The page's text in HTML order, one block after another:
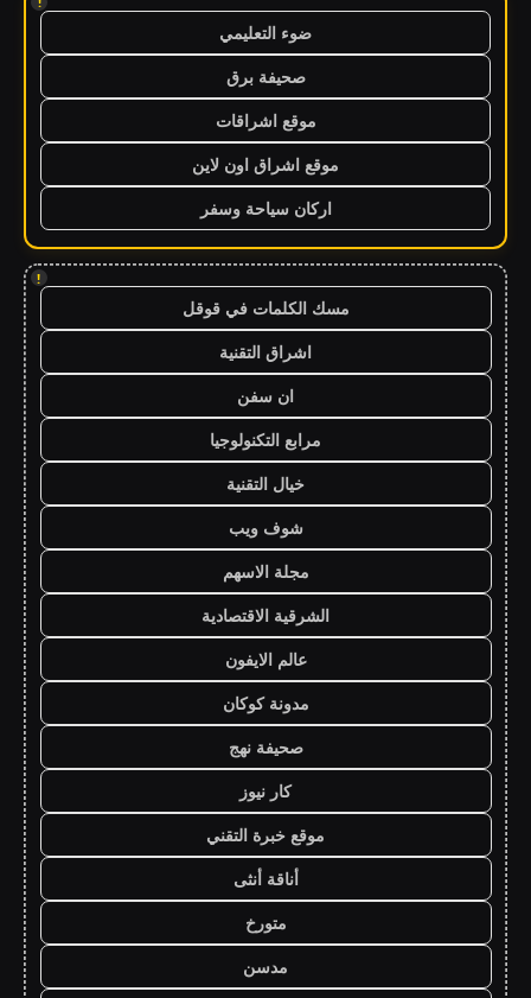
ضوء التعليمي
صحيفة برق
موقع اشراقات
موقع اشراق اون لاين
اركان سياحة وسفر
!
مسك الكلمات في قوقل
اشراق التقنية
ان سفن
مرابع التكنولوجيا
خيال التقنية
شوف ويب
مجلة الاسهم
الشرقية الاقتصادية
عالم الايفون
مدونة كوكان
صحيفة نهج
كار نيوز
موقع خبرة التقني
أناقة أنثى
متورخ
مدسن